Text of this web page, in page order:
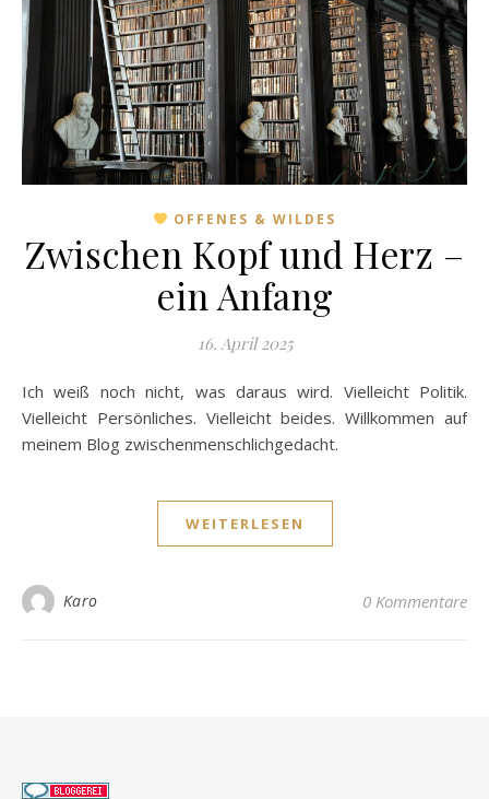
OFFENES & WILDES
Zwischen Kopf und Herz –
ein Anfang
16. April 2025
Ich weiß noch nicht, was daraus wird. Vielleicht Politik.
Vielleicht Persönliches. Vielleicht beides. Willkommen auf
meinem Blog zwischenmenschlichgedacht.
WEITERLESEN
Karo 0 Kommentare